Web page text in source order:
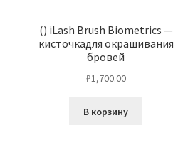
() iLash Brush Biometrics —
кисточкадля окрашивания
бровей
₽1,700.00
В корзину